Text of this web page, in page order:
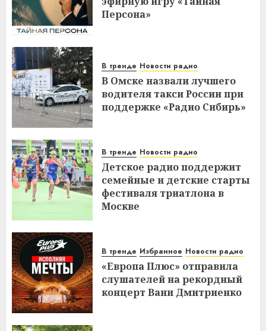
Персона»
В тренде Новости радио
В Омске назвали лучшего
водителя такси России при
поддержке «Радио Сибирь»
В тренде Новости радио
Детское радио поддержит
семейные и детские старты
фестиваля триатлона в
Москве
В тренде Избранное Новости радио
«Европа Плюс» отправила
слушателей на рекордный
концерт Вани Дмитриенко